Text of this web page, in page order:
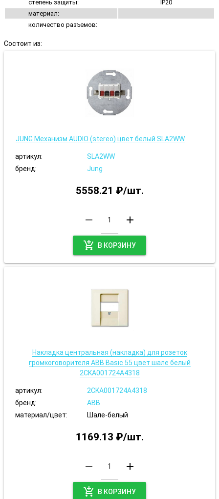
степень защиты:
IP20
материал:
количество разъемов:
Состоит из:
JUNG Механизм AUDIO (stereo) цвет белый SLA2WW
артикул:
SLA2WW
бренд:
Jung
5558.21 ₽/шт.
remove add
add_shopping_cart В КОРЗИНУ
Накладка центральная (накладка) для розеток
громкоговорителя ABB Basic 55 цвет шале белый
2CKA001724A4318
артикул:
2CKA001724A4318
бренд:
ABB
материал/цвет:
Шале-белый
1169.13 ₽/шт.
remove add
add_shopping_cart В КОРЗИНУ